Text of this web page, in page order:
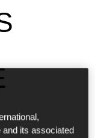
its associated